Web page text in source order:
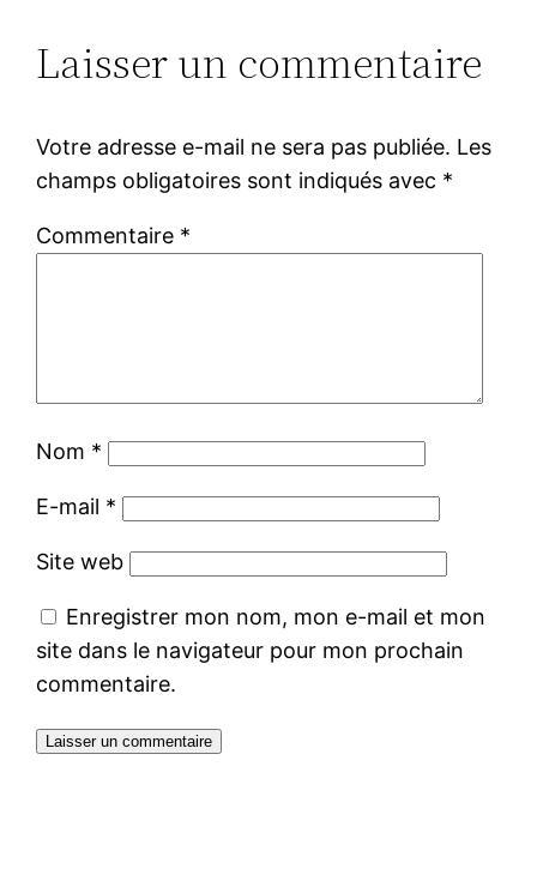
Laisser un commentaire
Votre adresse e-mail ne sera pas publiée. Les
champs obligatoires sont indiqués avec *
Commentaire *
Nom *
E-mail *
Site web
Enregistrer mon nom, mon e-mail et mon
site dans le navigateur pour mon prochain
commentaire.